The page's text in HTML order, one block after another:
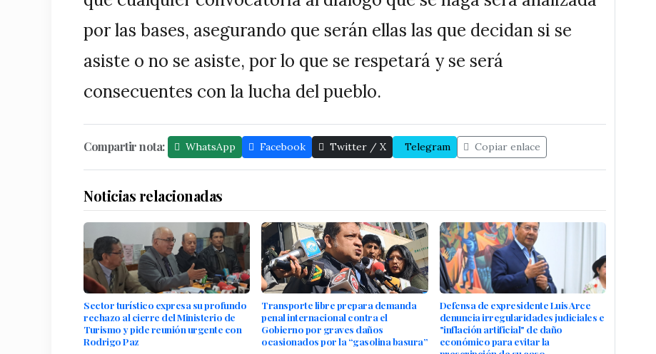
por las bases, asegurando que serán ellas las que decidan si se
asiste o no se asiste, por lo que se respetará y se será
consecuentes con la lucha del pueblo.
Compartir nota: WhatsApp Facebook Twitter / X Telegram Copiar enlace
Noticias relacionadas
Sector turístico expresa su profundo
rechazo al cierre del Ministerio de
Turismo y pide reunión urgente con
Rodrigo Paz
Transporte libre prepara demanda
penal internacional contra el
Gobierno por graves daños
ocasionados por la “gasolina basura”
Defensa de expresidente Luis Arce
denuncia irregularidades judiciales e
"inflación artificial" de daño
económico para evitar la